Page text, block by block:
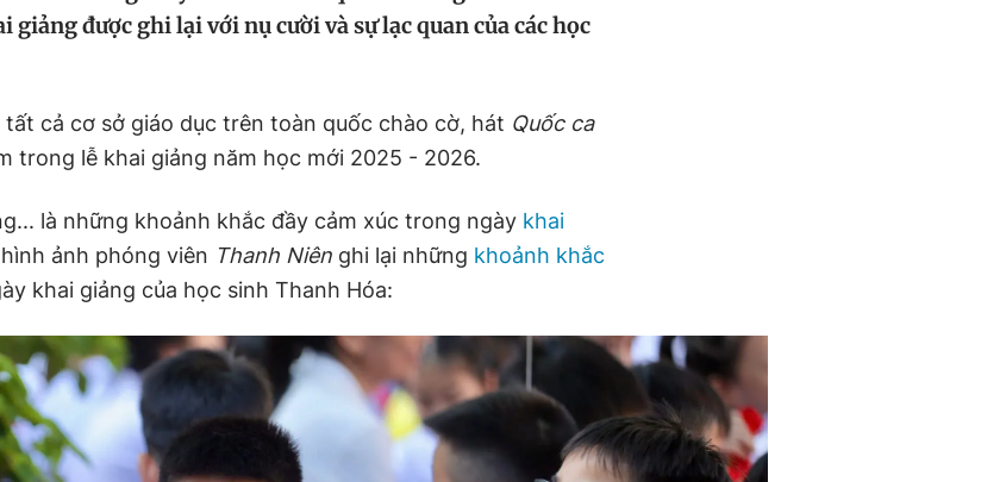
giảng được ghi lại với nụ cười và sự lạc quan của các học
cả cơ sở giáo dục trên toàn quốc chào cờ, hát Quốc ca
trong lễ khai giảng năm học mới 2025 - 2026.
là những khoảnh khắc đầy cảm xúc trong ngày khai
ảnh phóng viên Thanh Niên ghi lại những khoảnh khắc
khai giảng của học sinh Thanh Hóa: